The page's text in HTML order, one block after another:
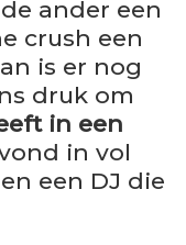
ander een
crush een
is er nog
druk om
in een
in vol
een DJ die